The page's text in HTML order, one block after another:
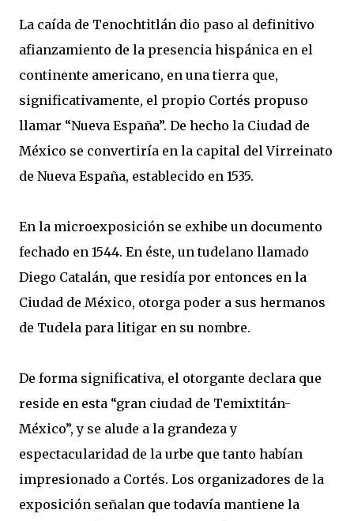
La caída de Tenochtitlán dio paso al definitivo
afianzamiento de la presencia hispánica en el
continente americano, en una tierra que,
significativamente, el propio Cortés propuso
llamar “Nueva España”. De hecho la Ciudad de
México se convertiría en la capital del Virreinato
de Nueva España, establecido en 1535.
En la microexposición se exhibe un documento
fechado en 1544. En éste, un tudelano llamado
Diego Catalán, que residía por entonces en la
Ciudad de México, otorga poder a sus hermanos
de Tudela para litigar en su nombre.
De forma significativa, el otorgante declara que
reside en esta “gran ciudad de Temixtitán-
México”, y se alude a la grandeza y
espectacularidad de la urbe que tanto habían
impresionado a Cortés. Los organizadores de la
exposición señalan que todavía mantiene la